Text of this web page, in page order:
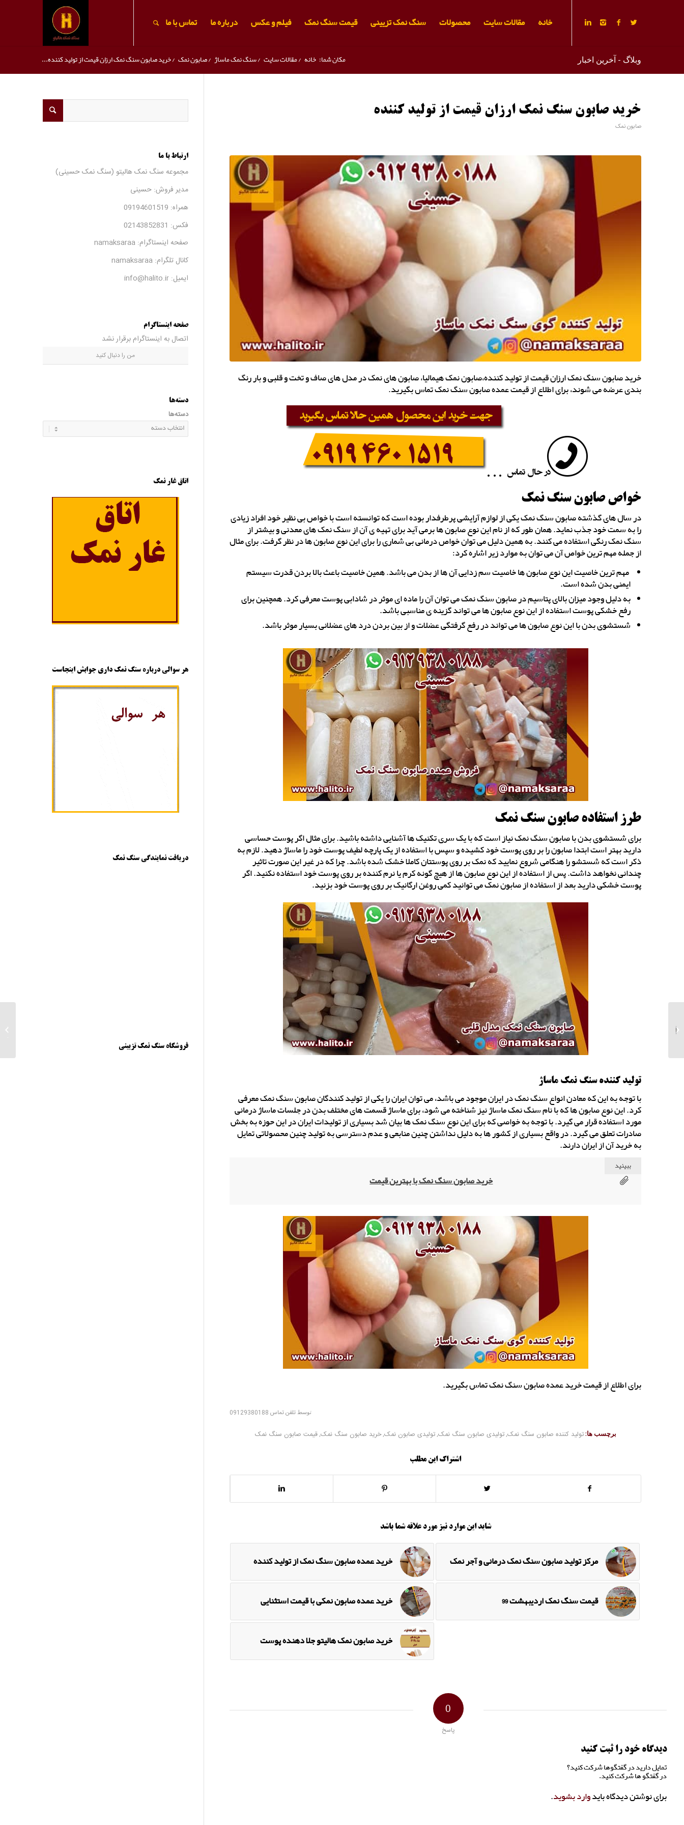
خانه مقالات سایت محصولات سنگ نمک تزیینی قیمت سنگ نمک فیلم و عکس درباره ما تماس با ما
وبلاگ - آخرین اخبار مکان شما: خانه /مقالات سایت /سنگ نمک ماساژ /صابون نمک /خرید صابون سنگ نمک ارزان قیمت از تولید کننده...
خرید صابون سنگ نمک ارزان قیمت از تولید کننده
صابون نمک
خرید صابون سنگ نمک ارزان قیمت از تولید کننده،صابون نمک هیمالیا، صابون های نمک در مدل های صاف و تخت و قلبی و بار رنگ
بندی عرضه می شوند، برای اطلاع از قیمت عمده صابون سنگ نمک تماس بگیرید.
خواص صابون سنگ نمک
در سال های گذشته صابون سنگ نمک یکی از لوازم آرایشی پرطرفدار بوده است که توانسته است با خواص بی نظیر خود افراد زیادی
را به سمت خود جذب نماید. همان طور که از نام این نوع صابون ها برمی آید برای تهیه ی آن از سنگ نمک های معدنی و بیشتر از
سنگ نمک رنگی استفاده می کنند. به همین دلیل می توان خواص درمانی بی شماری را برای این نوع صابون ها در نظر گرفت. برای مثال
از جمله مهم ترین خواص آن می توان به موارد زیر اشاره کرد:
مهم ترین خاصیت این نوع صابون ها خاصیت سم زدایی آن ها از بدن می باشد. همین خاصیت باعث بالا بردن قدرت سیستم
ایمنی بدن شده است.
به دلیل وجود میزان بالای پتاسیم در صابون سنگ نمک می توان آن را ماده ای موثر در شادابی پوست معرفی کرد. همچنین برای
رفع خشکی پوست استفاده از این نوع صابون ها می تواند گزینه ی مناسبی باشد.
شستشوی بدن با این نوع صابون ها می تواند در رفع گرفتگی عضلات و از بین بردن درد های عضلانی بسیار موثر باشد.
طرز استفاده صابون سنگ نمک
برای شستشوی بدن با صابون سنگ نمک نیاز است که با یک سری تکنیک ها آشنایی داشته باشید. برای مثال اگر پوست حساسی
دارید بهتر است ابتدا صابون را بر روی پوست خود کشیده و سپس با استفاده از یک پارچه لطیف پوست خود را ماساژ دهید. لازم به
ذکر است که شستشو را هنگامی شروع نمایید که نمک بر روی پوستتان کاملا خشک شده باشد. چرا که در غیر این صورت تاثیر
چندانی نخواهد داشت. پس از استفاده از این نوع صابون ها از هیچ گونه کرم یا نرم کننده بر روی پوست خود استفاده نکنید. اگر
پوست خشکی دارید بعد از استفاده از صابون نمک می توانید کمی روغن ارگانیک بر روی پوست خود بزنید.
تولید کننده سنگ نمک ماساژ
با توجه به این که معادن انواع سنگ نمک در ایران موجود می باشد، می توان ایران را یکی از تولید کنندگان صابون سنگ نمک معرفی
کرد. این نوع صابون ها که با نام سنگ نمک ماساژ نیز شناخته می شود، برای ماساژ قسمت های مختلف بدن در جلسات ماساژ درمانی
مورد استفاده قرار می گیرد. با توجه به خواصی که برای این نوع سنگ نمک ها بیان شد بسیاری از تولیدات ایران در این حوزه به بخش
صادرات تعلق می گیرد. در واقع بسیاری از کشور ها به دلیل نداشتن چنین منابعی و عدم دسترسی به تولید چنین محصولاتی تمایل
به خرید آن از ایران دارند.
ببینید
خرید صابون سنگ نمک با بهترین قیمت
برای اطلاع از قیمت خرید عمده صابون سنگ نمک تماس بگیرید.
توسط تلفن تماس 09129380188
برچسب ها:تولید کننده صابون سنگ نمک,تولیدی صابون سنگ نمک,تولیدی صابون نمک,خرید صابون سنگ نمک,قیمت صابون سنگ نمک
اشتراک این مطلب
شاید این موارد نیز مورد علاقه شما باشد
خرید عمده صابون سنگ نمک از تولید کننده مرکز تولید صابون سنگ نمک درمانی و آجر نمک
خرید عمده صابون نمکی با قیمت استثنایی قیمت سنگ نمک اردیبهشت 99
خرید صابون نمک هالیتو جلا دهنده پوست
0
پاسخ
دیدگاه خود را ثبت کنید
تمایل دارید در گفتگوها شرکت کنید؟
در گفتگو ها شرکت کنید.
برای نوشتن دیدگاه بایدوارد بشوید.
ارتباط با ما
مجموعه سنگ نمک هالیتو (سنگ نمک حسینی)
مدیر فروش: حسینی
همراه: 09194601519
فکس: 02143852831
صفحه اینستاگرام: namaksaraa
کانال تلگرام: namaksaraa
ایمیل: info@halito.ir
صفحه اینستاگرام
اتصال به اینستاگرام برقرار نشد
من را دنبال کنید
دسته‌ها
دسته‌ها
اتاق غار نمک
هر سوالی درباره سنگ نمک داری جوابش اینجاست
دریافت نمایندگی سنگ نمک
فروشگاه سنگ نمک تزیینی
فروش عمده نمک آبی
دونه شکری سمنان با
قیمت استثنایی...